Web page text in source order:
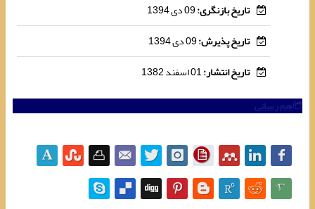
تاریخ بازنگری:
تاریخ پذیرش:
تاریخ انتشار:
هم رسانی